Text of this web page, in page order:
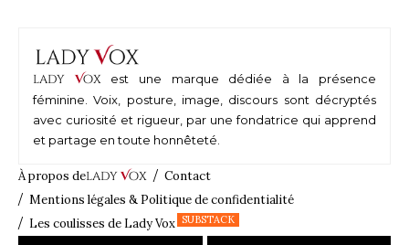
lady Vox est une marque dédiée à la présence
féminine. Voix, posture, image, discours sont décryptés
avec curiosité et rigueur, par une fondatrice qui apprend
et partage en toute honnêteté.
À propos delady Vox
Contact
Mentions légales & Politique de confidentialité
Les coulisses de Lady Vox SUBSTACK